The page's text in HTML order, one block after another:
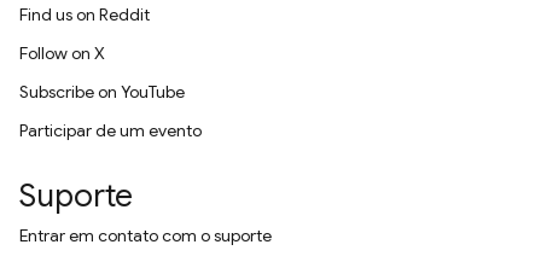
Find us on Reddit
Follow on X
Subscribe on YouTube
Participar de um evento
Suporte
Entrar em contato com o suporte